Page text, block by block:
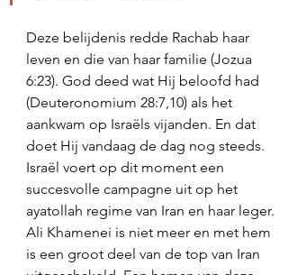
Deze belijdenis redde Rachab haar
leven en die van haar familie (Jozua
6:23). God deed wat Hij beloofd had
(Deuteronomium 28:7,10) als het
aankwam op Israëls vijanden. En dat
doet Hij vandaag de dag nog steeds.
Israël voert op dit moment een
succesvolle campagne uit op het
ayatollah regime van Iran en haar leger.
Ali Khamenei is niet meer en met hem
is een groot deel van de top van Iran